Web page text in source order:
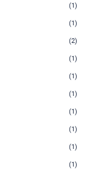
(1)
(1)
(2)
(1)
(1)
(1)
(1)
(1)
(1)
(1)